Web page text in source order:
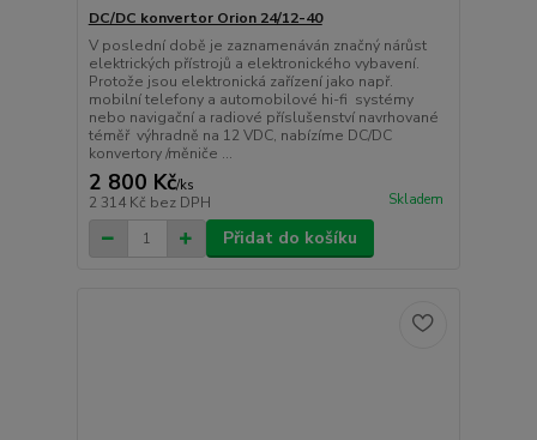
DC/DC konvertor Orion 24/12-40
V poslední době je zaznamenáván značný nárůst
elektrických přístrojů a elektronického vybavení.
Protože jsou elektronická zařízení jako např.
mobilní telefony a automobilové hi-fi systémy
nebo navigační a radiové příslušenství navrhované
téměř výhradně na 12 VDC, nabízíme DC/DC
konvertory /měniče ...
2 800 Kč/ks
2 314 Kč bez DPH Skladem
Přidat do košíku